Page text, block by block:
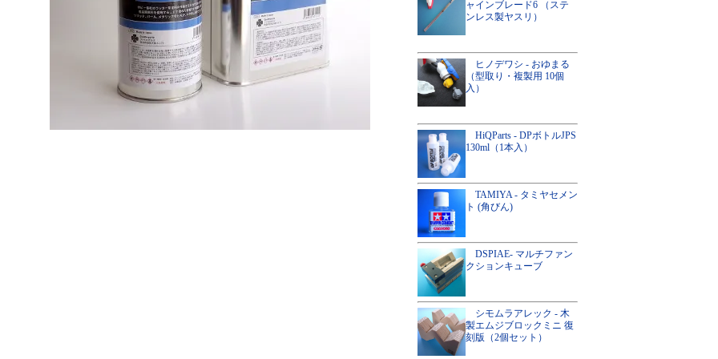
ャインブレード6 （ステ
ンレス製ヤスリ）
ヒノデワシ - おゆまる
（型取り・複製用 10個
入）
HiQParts - DPボトルJPS
130ml（1本入）
TAMIYA - タミヤセメン
ト (角びん)
DSPIAE- マルチファン
クションキューブ
シモムラアレック - 木
製エムジブロックミニ 復
刻版（2個セット）